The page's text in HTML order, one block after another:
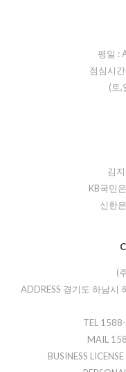
평일 :
점심시
(토,
김
KB국민
신한
(
ADDRESS 경기도 하남시
TEL
MAIL
BUSINESS